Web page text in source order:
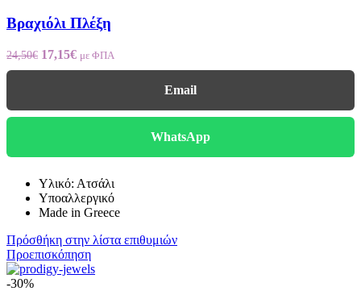
Βραχιόλι Πλέξη
24,50€ Original
price
17,15€Η
τρέχουσα
17,15€.
με ΦΠΑ
Email
WhatsApp
Υλικό: Ατσάλι
Υποαλλεργικό
Made in Greece
Πρόσθήκη στην λίστα επιθυμιών
Προεπισκόπηση
-30%